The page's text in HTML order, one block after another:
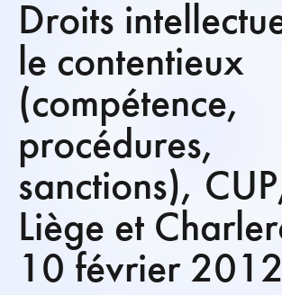
Droits
le contentieux
(compétence,
procédures,
sanctions),
Liège et
10 février 2012